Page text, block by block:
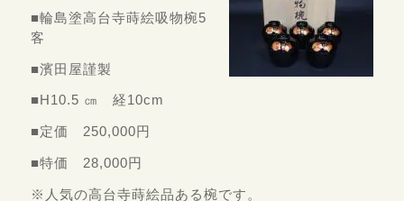
■輪島塗高台寺蒔絵吸物椀5
客
■濱田屋謹製
■H10.5 ㎝ 経10cm
■定価 250,000円
■特価 28,000円
※人気の高台寺蒔絵品ある椀です。